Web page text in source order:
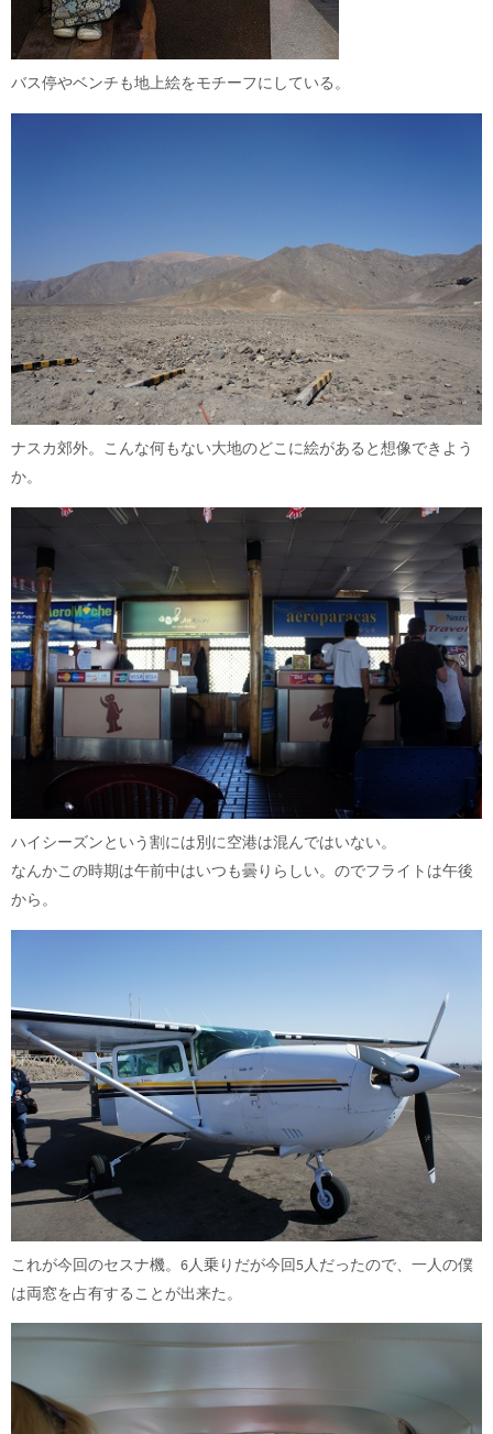
バス停やベンチも地上絵をモチーフにしている。
ナスカ郊外。こんな何もない大地のどこに絵があると想像できよう
か。
ハイシーズンという割には別に空港は混んではいない。
なんかこの時期は午前中はいつも曇りらしい。のでフライトは午後
から。
これが今回のセスナ機。6人乗りだが今回5人だったので、一人の僕
は両窓を占有することが出来た。